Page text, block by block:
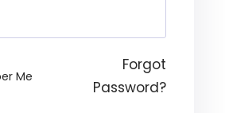
Me
Forgot
Password?